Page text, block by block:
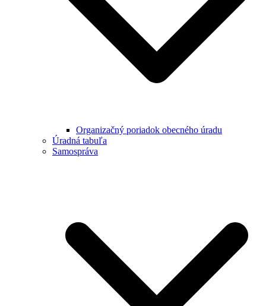
Organizačný poriadok obecného úradu
Úradná tabuľa
Samospráva